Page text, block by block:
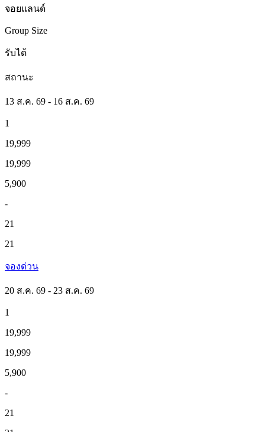
จอยแลนด์
Group Size
รับได้
สถานะ
13 ส.ค. 69 - 16 ส.ค. 69
1
19,999
19,999
5,900
-
21
21
จองด่วน
20 ส.ค. 69 - 23 ส.ค. 69
1
19,999
19,999
5,900
-
21